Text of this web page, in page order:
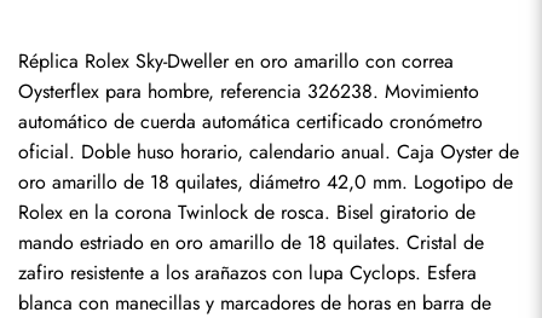
Réplica Rolex Sky-Dweller en oro amarillo con correa
Oysterflex para hombre, referencia 326238. Movimiento
automático de cuerda automática certificado cronómetro
oficial. Doble huso horario, calendario anual. Caja Oyster de
oro amarillo de 18 quilates, diámetro 42,0 mm. Logotipo de
Rolex en la corona Twinlock de rosca. Bisel giratorio de
mando estriado en oro amarillo de 18 quilates. Cristal de
zafiro resistente a los arañazos con lupa Cyclops. Esfera
blanca con manecillas y marcadores de horas en barra de